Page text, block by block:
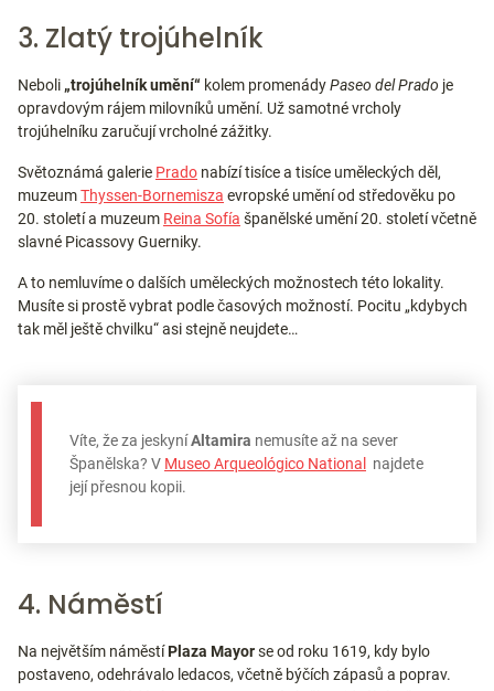
3. Zlatý trojúhelník
Neboli „trojúhelník umění“ kolem promenádyPaseo del Prado je
opravdovým rájem milovníků umění. Už samotné vrcholy
trojúhelníku zaručují vrcholné zážitky.
Světoznámá galerie Prado nabízí tisíce a tisíce uměleckých děl,
muzeumThyssen-Bornemisza evropské umění od středověku po
20. století a muzeum Reina Sofía španělské umění 20. století včetně
slavné Picassovy Guerniky.
A to nemluvíme o dalších uměleckých možnostech této lokality.
Musíte si prostě vybrat podle časových možností. Pocitu „kdybych
tak měl ještě chvilku“ asi stejně neujdete…
Víte, že za jeskyníAltamira nemusíte až na sever
Španělska? V Museo Arqueológico National
najdete
její přesnou kopii.
4. Náměstí
Na největším náměstíPlaza Mayorse od roku 1619, kdy bylo
postaveno, odehrávalo ledacos, včetně býčích zápasů a poprav.